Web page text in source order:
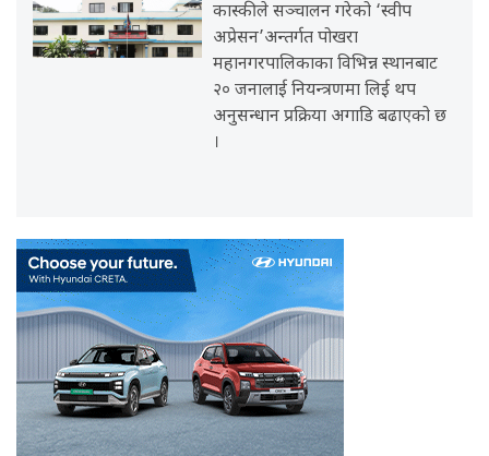
कास्कीले सञ्चालन गरेको ‘स्वीप
अप्रेसन’अन्तर्गत पोखरा
महानगरपालिकाका विभिन्न स्थानबाट
२० जनालाई नियन्त्रणमा लिई थप
अनुसन्धान प्रक्रिया अगाडि बढाएको छ
।